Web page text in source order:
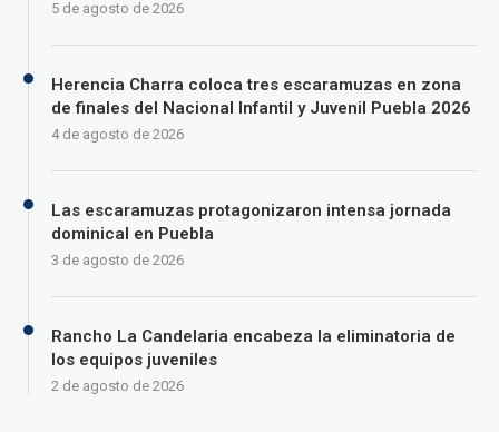
5 de agosto de 2026
Herencia Charra coloca tres escaramuzas en zona
de finales del Nacional Infantil y Juvenil Puebla 2026
4 de agosto de 2026
Las escaramuzas protagonizaron intensa jornada
dominical en Puebla
3 de agosto de 2026
Rancho La Candelaria encabeza la eliminatoria de
los equipos juveniles
2 de agosto de 2026